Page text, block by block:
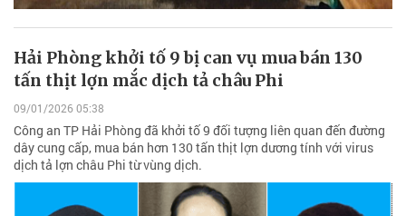
Hải Phòng khởi tố 9 bị can vụ mua bán 130
tấn thịt lợn mắc dịch tả châu Phi
09/01/2026 05:38
Công an TP Hải Phòng đã khởi tố 9 đối tượng liên quan đến đường
dây cung cấp, mua bán hơn 130 tấn thịt lợn dương tính với virus
dịch tả lợn châu Phi từ vùng dịch.